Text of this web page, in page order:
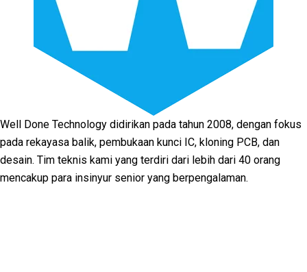
Well Done Technology didirikan pada tahun 2008, dengan fokus
pada rekayasa balik, pembukaan kunci IC, kloning PCB, dan
desain. Tim teknis kami yang terdiri dari lebih dari 40 orang
mencakup para insinyur senior yang berpengalaman.